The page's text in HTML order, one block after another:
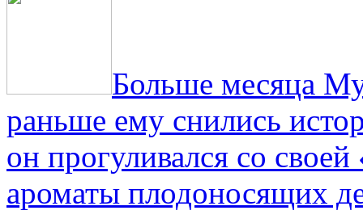
Больше месяца
раньше ему снились
он прогуливался со
ароматы плодоносящих